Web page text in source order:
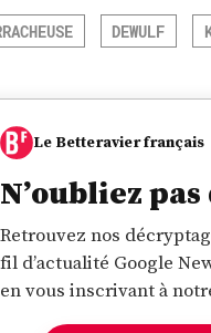
DEWULF
Le Betteravier français
N’oubliez
Retrouvez nos
fil d’actualité Google
en vous inscrivant à